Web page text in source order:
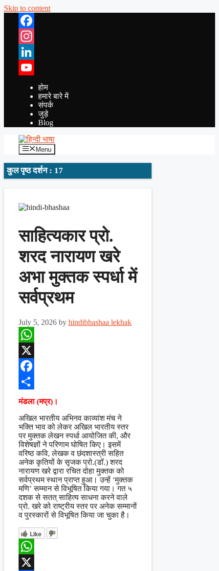
Skip to content
Facebook
Instagram
LinkedIn
YouTube
होम
हमारे बारे में
संपर्क
जुड़े
Blog
Menu
कुल पृष्ठ दर्शन : 17
साहित्यकार प्रो.
शरद नारायण खरे
अभा मुक्तक स्पर्धा में
सर्वप्रथम
July 5, 2026 by hindibhashaa lekhak
WhatsApp
X
Facebook
Share
मंडला (मप्र)।
अखिल भारतीय अभिनव काव्यांश मंच ने
भक्ति भाव को लेकर अखिल भारतीय स्तर
पर मुक्तक लेखन स्पर्धा आयोजित की, और
विशेषज्ञों ने परिणाम घोषित किए। इसमें
वरिष्ठ कवि, लेखक व छंदशास्त्री सहित
अनेक कृतियों के सृजक प्रो.(डॉ.) शरद
नारायण खरे द्वारा रचित दोहा मुक्तक को
सर्वप्रथम स्थान प्राप्त हुआ। उन्हें ‘मुक्तक
मणि’ सम्मान से विभूषित किया गया। गत ५
दशक से सतत् साहित्य साधना करने वाले
प्रो. खरे को राष्ट्रीय स्तर पर अनेक सम्मानों
व पुरस्कारों से विभूषित किया जा चुका है।
Like
WhatsApp